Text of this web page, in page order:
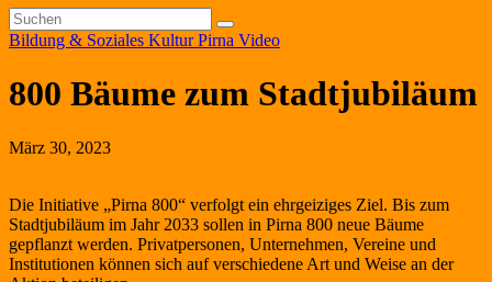
Bildung & Soziales KulturPirna Video
800 Bäume zum Stadtjubiläum
März 30, 2023
Die Initiative „Pirna 800“ verfolgt ein ehrgeiziges Ziel. Bis zum
Stadtjubiläum im Jahr 2033 sollen in Pirna 800 neue Bäume
gepflanzt werden. Privatpersonen, Unternehmen, Vereine und
Institutionen können sich auf verschiedene Art und Weise an der